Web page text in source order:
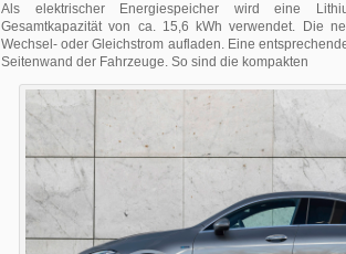
Als elektrischer Energiespeicher wird eine
Gesamtkapazität von ca. 15,6 kWh verwendet. Die
Wechsel- oder Gleichstrom aufladen. Eine
Seitenwand der Fahrzeuge. So sind die kompakten